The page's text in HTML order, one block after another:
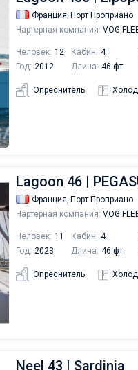
Франция, Порт Проприано
Чартерная компания: VOG
Человек: 12 Кабин: 4
Год: 2012 Длина: 46 фт
Опреснитель
Lagoon 46 |
Франция, Порт Проприано
Чартерная компания: VOG
Человек: 11 Кабин: 4
Год: 2023 Длина: 46 фт
Опреснитель
Neel 43 | Sardinia